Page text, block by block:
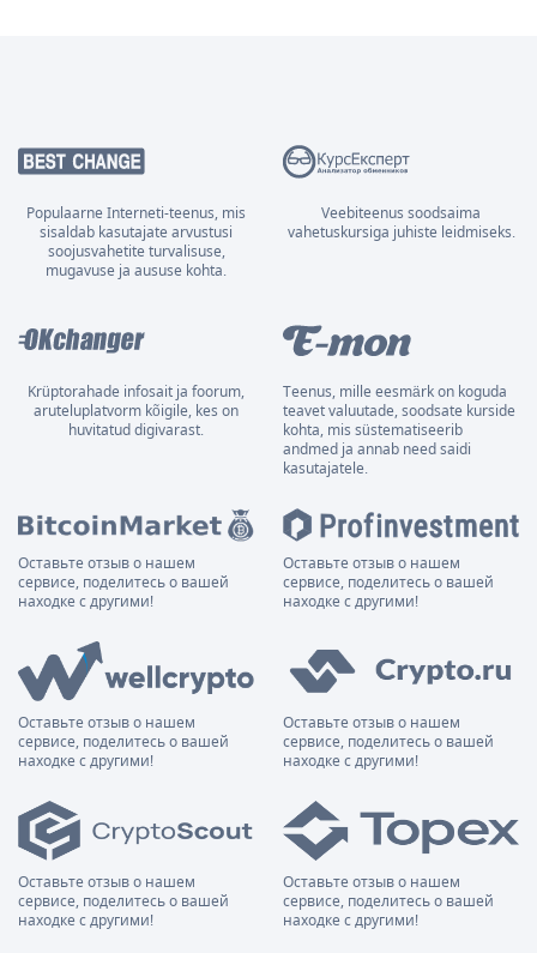
Populaarne Interneti-teenus, mis
sisaldab kasutajate arvustusi
soojusvahetite turvalisuse,
mugavuse ja aususe kohta.
Veebiteenus soodsaima
vahetuskursiga juhiste leidmiseks.
Krüptorahade infosait ja foorum,
aruteluplatvorm kõigile, kes on
huvitatud digivarast.
Teenus, mille eesmärk on koguda
teavet valuutade, soodsate kurside
kohta, mis süstematiseerib
andmed ja annab need saidi
kasutajatele.
Оставьте отзыв о нашем
сервисе, поделитесь о вашей
находке с другими!
Оставьте отзыв о нашем
сервисе, поделитесь о вашей
находке с другими!
Оставьте отзыв о нашем
сервисе, поделитесь о вашей
находке с другими!
Оставьте отзыв о нашем
сервисе, поделитесь о вашей
находке с другими!
Оставьте отзыв о нашем
сервисе, поделитесь о вашей
находке с другими!
Оставьте отзыв о нашем
сервисе, поделитесь о вашей
находке с другими!